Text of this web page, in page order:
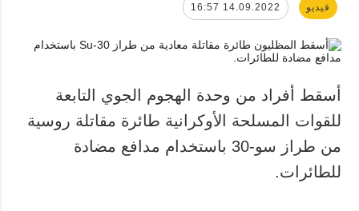
اقتصاد
تعافي أوكرانيا
مجتمع
الدفاع
رياضة
وحماية البيانات
المزيد
التقارير
خدمات
فيديو 14.09.2022 16:57
أسقط أفراد من وحدة الهجوم الجوي التابعة
للقوات المسلحة الأوكرانية طائرة مقاتلة روسية
من طراز سو-30 باستخدام مدافع مضادة
للطائرات.